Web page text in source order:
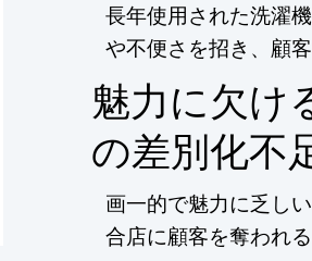
長年使用された洗濯
や不便さを招き、顧
魅力に欠け
の差別化不
画一的で魅力に乏し
合店に顧客を奪われ